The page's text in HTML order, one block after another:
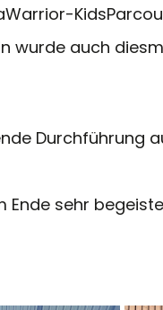
wurde auch
Durchführung
Ende sehr